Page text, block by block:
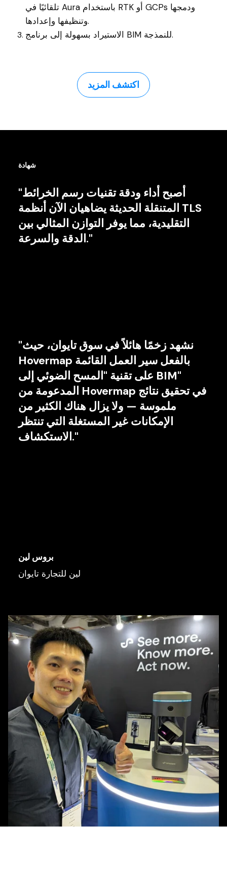
تلقائيًا في Aura باستخدام RTK أو GCPs ودمجها
وتنظيفها وإعدادها.
الاستيراد بسهولة إلى برنامج BIM للنمذجة.
اكتشف المزيد
شهادة
"أصبح أداء ودقة تقنيات رسم الخرائط
المتنقلة الحديثة يضاهيان الآن أنظمة TLS
التقليدية، مما يوفر التوازن المثالي بين
الدقة والسرعة."
"نشهد زخمًا هائلاً في سوق تايوان، حيث
Hovermap بالفعل سير العمل القائمة
على تقنية "المسح الضوئي إلى BIM"
المدعومة من Hovermap في تحقيق نتائج
ملموسة — ولا يزال هناك الكثير من
الإمكانات غير المستغلة التي تنتظر
الاستكشاف."
بروس لين
لين للتجارة تايوان